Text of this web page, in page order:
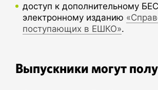
доступ к дополнительному
электронному изданию
поступающих в ЕШКО».
Выпускники могут